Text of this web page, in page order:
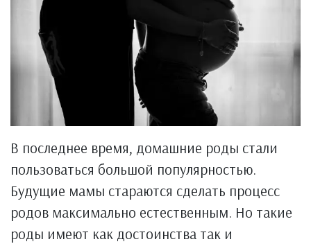
В последнее время, домашние роды стали
пользоваться большой популярностью.
Будущие мамы стараются сделать процесс
родов максимально естественным. Но такие
роды имеют как достоинства так и